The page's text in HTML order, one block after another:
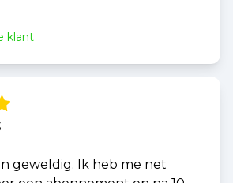
klant
geweldig. Ik heb me net